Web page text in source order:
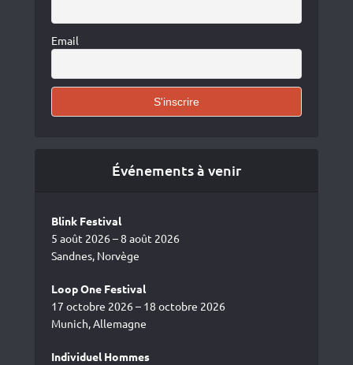
Email
Événements à venir
Blink Festival
5 août 2026 – 8 août 2026
Sandnes, Norvège
Loop One Festival
17 octobre 2026 – 18 octobre 2026
Munich, Allemagne
Individuel Hommes